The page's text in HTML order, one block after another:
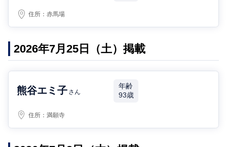
住所：赤馬場
2026年7月25日（土）掲載
熊谷エミ子 さん
年齢
93歳
住所：満願寺